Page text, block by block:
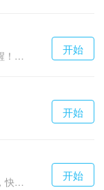
开始
！
开始
开始
奇吧~